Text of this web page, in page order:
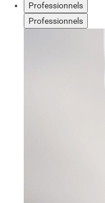
Professionnels
Professionnels